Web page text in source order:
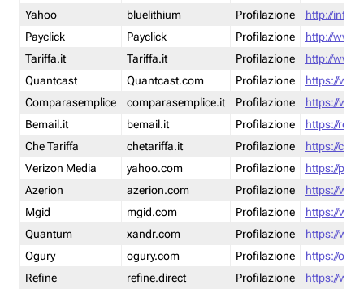
Yahoo
bluelithium Profilazione
http://
Payclick
Payclick Profilazione
http://
Tariffa.it
Tariffa.it Profilazione
http://
Quantcast
Quantcast.com Profilazione
https://
Comparasemplice
comparasemplice.it Profilazione
https://
Bemail.it
bemail.it Profilazione
https://
Che Tariffa
chetariffa.it Profilazione
https://
Verizon Media
yahoo.com Profilazione
https://
Azerion
azerion.com Profilazione
https://
Mgid
mgid.com Profilazione
https://
Quantum
xandr.com Profilazione
https://
Ogury
ogury.com Profilazione
https://
Refine
refine.direct Profilazione
https://